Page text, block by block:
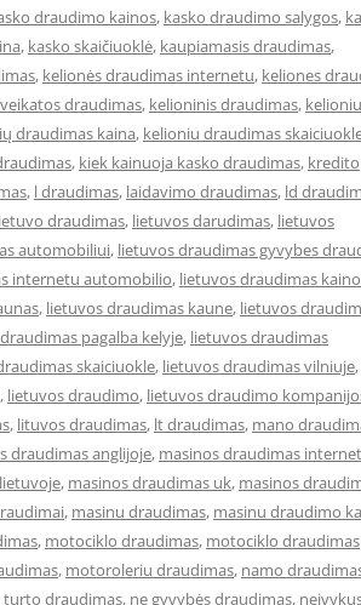
draudimo kainos, kasko draudimo salygos,
, kasko skaičiuoklė, kaupiamasis draudimas,
, kelionės draudimas internetu, keliones
draudimas, kelioninis draudimas, kelioniu
draudimas kaina, kelioniu draudimas
, kiek kainuoja kasko draudimas, kredito
, l draudimas, laidavimo draudimas, ld
draudimas, lietuvos darudimas, lietuvos
automobiliui, lietuvos draudimas gyvybes
internetu automobilio, lietuvos draudimas
, lietuvos draudimas kaune, lietuvos
pagalba kelyje, lietuvos draudimas
skaiciuokle, lietuvos draudimas vilniuje,
, lietuvos draudimo, lietuvos draudimo
, lituvos draudimas, lt draudimas, mano
draudimas anglijoje, masinos draudimas
, masinos draudimas uk, masinos
, masinu draudimas, masinu draudimo
, motociklo draudimas, motociklo draudimas
, motoroleriu draudimas, namo
turto draudimas, ne gyvybės draudimas,